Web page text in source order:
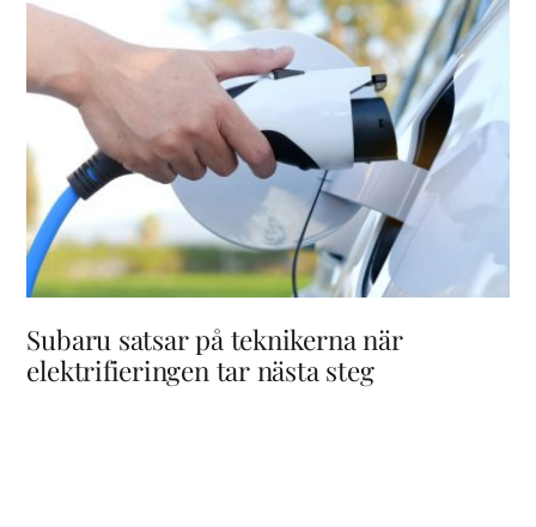
Subaru satsar på teknikerna när
elektrifieringen tar nästa steg